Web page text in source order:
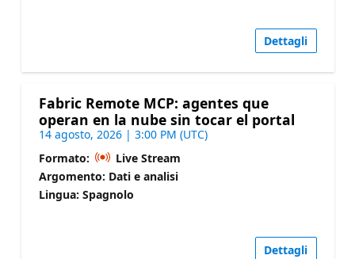
Dettagli
Fabric Remote MCP: agentes que
operan en la nube sin tocar el portal
14 agosto, 2026 | 3:00 PM (UTC)
Formato:
Live Stream
Argomento: Dati e analisi
Lingua: Spagnolo
Dettagli